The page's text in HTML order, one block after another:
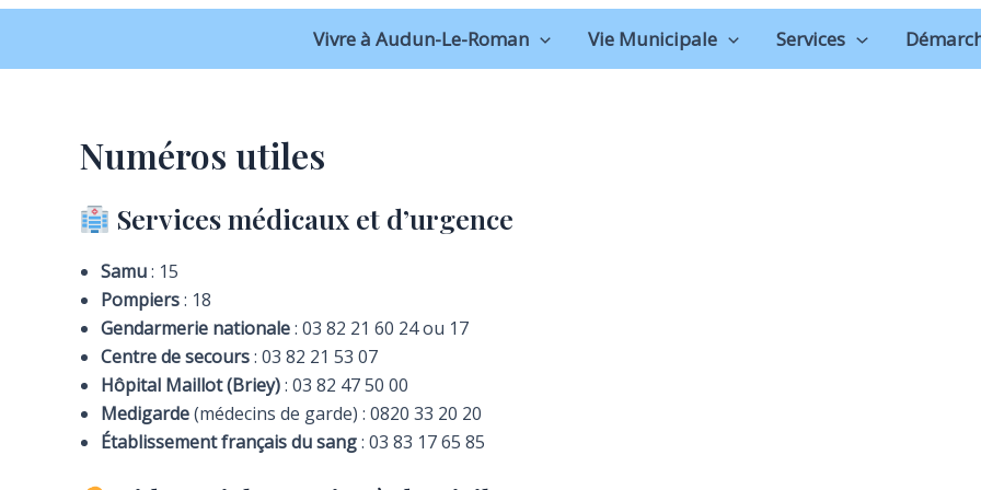
Vivre à Audun-Le-Roman Vie Municipale Services
Numéros utiles
Services médicaux et d’urgence
Samu: 15
Pompiers: 18
Gendarmerie nationale: 03 82 21 60 24 ou 17
Centre de secours: 03 82 21 53 07
Hôpital Maillot (Briey): 03 82 47 50 00
Medigarde(médecins de garde) : 0820 33 20 20
Établissement français du sang: 03 83 17 65 85